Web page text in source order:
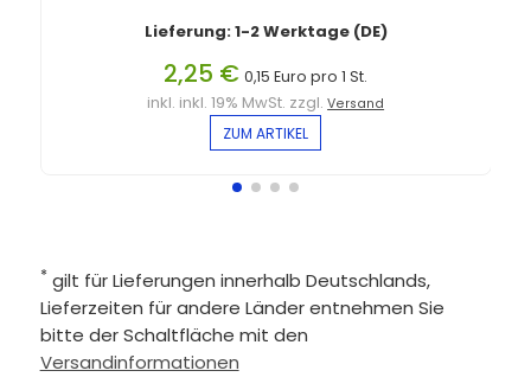
Lieferung: 1-2 Werktage (DE)
2,25 € 0,15 Euro pro 1 St.
inkl. inkl. 19% MwSt. zzgl.Versand
ZUM ARTIKEL
* gilt für Lieferungen innerhalb Deutschlands,
Lieferzeiten für andere Länder entnehmen Sie
bitte der Schaltfläche mit den
Versandinformationen